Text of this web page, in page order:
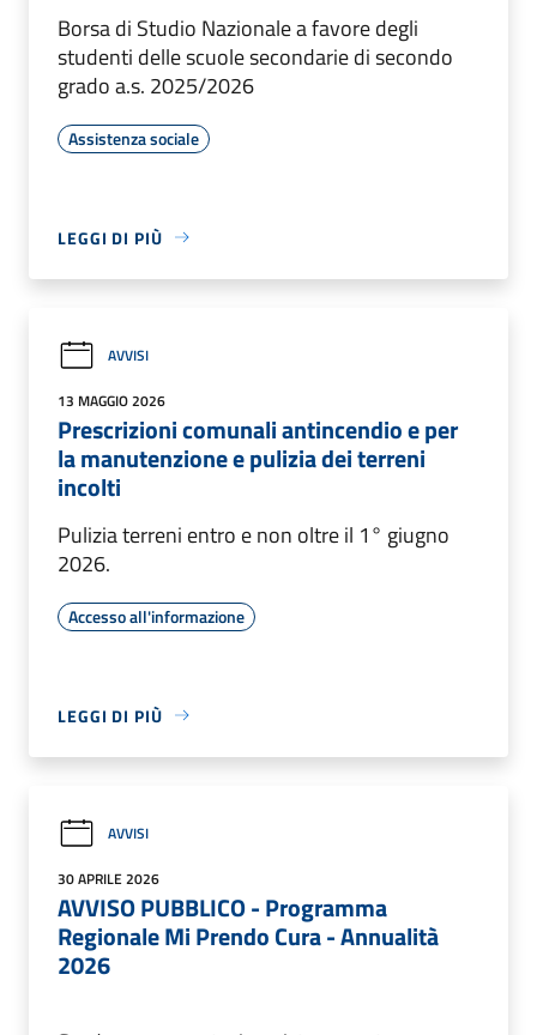
Borsa di Studio Nazionale a favore degli
studenti delle scuole secondarie di secondo
grado a.s. 2025/2026
Assistenza sociale
LEGGI DI PIÙ
AVVISI
13 MAGGIO 2026
Prescrizioni comunali antincendio e per
la manutenzione e pulizia dei terreni
incolti
Pulizia terreni entro e non oltre il 1° giugno
2026.
Accesso all'informazione
LEGGI DI PIÙ
AVVISI
30 APRILE 2026
AVVISO PUBBLICO - Programma
Regionale Mi Prendo Cura - Annualità
2026